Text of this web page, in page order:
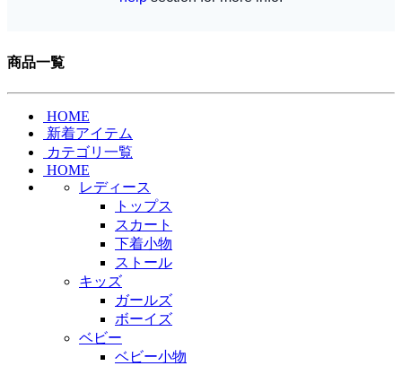
商品一覧
HOME
新着アイテム
カテゴリ一覧
HOME
レディース
トップス
スカート
下着小物
ストール
キッズ
ガールズ
ボーイズ
ベビー
ベビー小物